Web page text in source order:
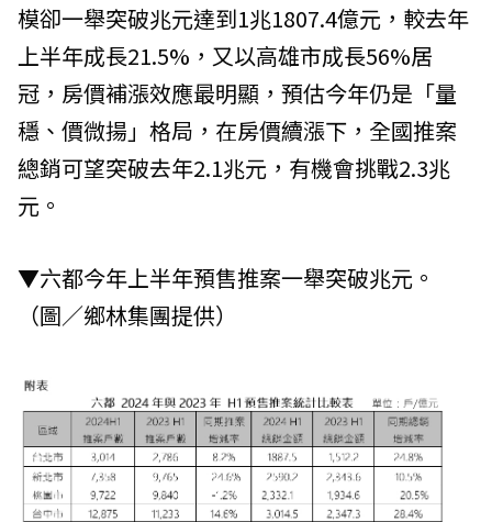
模卻一舉突破兆元達到1兆1807.4億元，較去年
上半年成長21.5%，又以高雄市成長56%居
冠，房價補漲效應最明顯，預估今年仍是「量
穩、價微揚」格局，在房價續漲下，全國推案
總銷可望突破去年2.1兆元，有機會挑戰2.3兆
元。
▼六都今年上半年預售推案一舉突破兆元。
（圖／鄉林集團提供）